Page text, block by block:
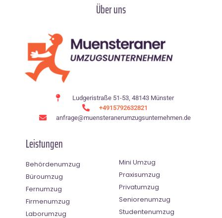
Über uns
Ludgeristraße 51-53, 48143 Münster
+4915792632821
anfrage@muensteranerumzugsunternehmen.de
Leistungen
Behördenumzug
Büroumzug
Fernumzug
Firmenumzug
Laborumzug
Mini Umzug
Praxisumzug
Privatumzug
Seniorenumzug
Studentenumzug